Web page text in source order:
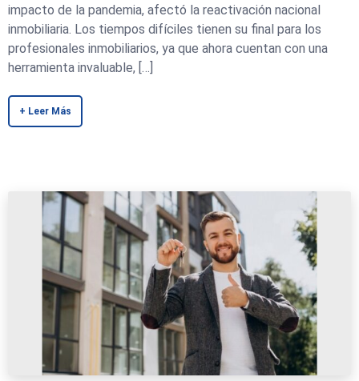
impacto de la pandemia, afectó la reactivación nacional
inmobiliaria. Los tiempos difíciles tienen su final para los
profesionales inmobiliarios, ya que ahora cuentan con una
herramienta invaluable, […]
+ Leer Más